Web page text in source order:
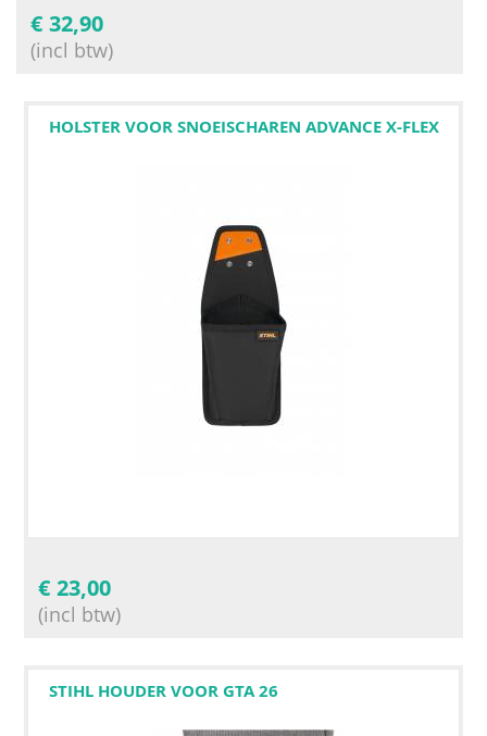
€ 32,90
(incl btw)
HOLSTER VOOR SNOEISCHAREN ADVANCE X-FLEX
€ 23,00
(incl btw)
STIHL HOUDER VOOR GTA 26